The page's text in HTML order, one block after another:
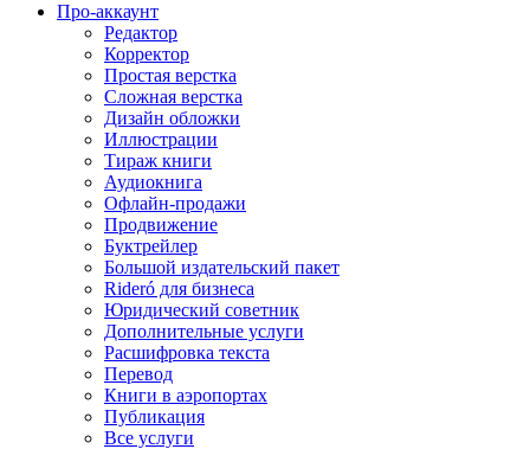
Про-аккаунт
Редактор
Корректор
Простая верстка
Сложная верстка
Дизайн обложки
Иллюстрации
Тираж книги
Аудиокнига
Офлайн-продажи
Продвижение
Буктрейлер
Большой издательский пакет
Rideró для бизнеса
Юридический советник
Дополнительные услуги
Расшифровка текста
Перевод
Книги в аэропортах
Публикация
Все услуги